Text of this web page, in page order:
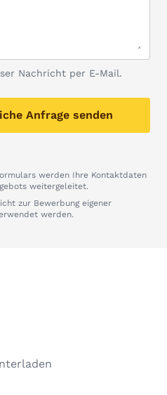
Nachricht per E-Mail.
Anfrage senden
werden Ihre Kontaktdaten
weitergeleitet.
zur Bewerbung eigener
werden.